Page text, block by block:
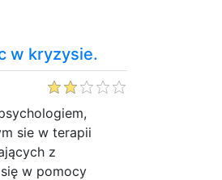
w kryzysie.
sie w terapii
z
w pomocy